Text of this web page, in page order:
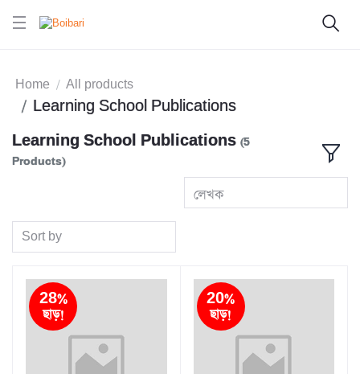
Home All products
Learning School Publications
Learning School Publications (5
Products)
লেখক
Sort by
28%
ছাড়!
20%
ছাড়!